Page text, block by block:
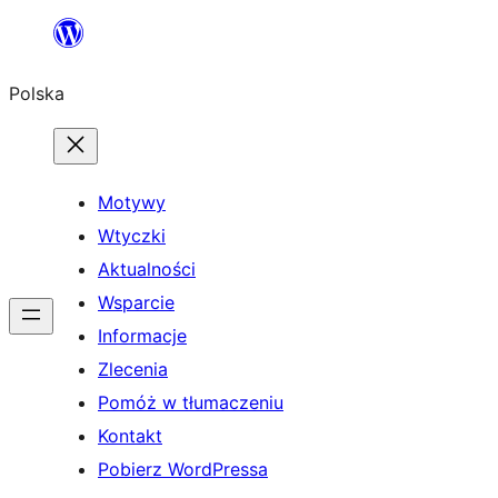
Przejdź
treści
Polska
Motywy
Wtyczki
Aktualności
Wsparcie
Informacje
Zlecenia
Pomóż w tłumaczeniu
Kontakt
Pobierz WordPressa